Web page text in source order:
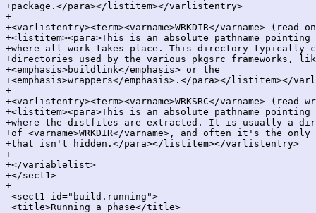
+package.</para></listitem></varlistentry>
+
+<varlistentry><term><varname>WRKDIR</varname> (read-
+<listitem><para>This is an absolute pathname
+where all work takes place. This directory typically
+directories used by the various pkgsrc frameworks,
+<emphasis>buildlink</emphasis> or the
+<emphasis>wrappers</emphasis>.</para></listitem></
+
+<varlistentry><term><varname>WRKSRC</varname> (read-
+<listitem><para>This is an absolute pathname
+where the distfiles are extracted. It is usually a
+of <varname>WRKDIR</varname>, and often it's the
+that isn't hidden.</para></listitem></varlistentry>
+
+</variablelist>
+</sect1>
+
<sect1 id="build.running">
<title>Running a phase</title>